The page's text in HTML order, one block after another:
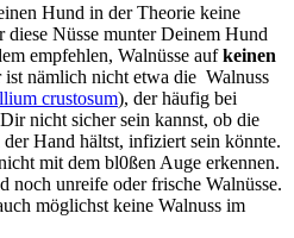
Hund in der Theorie keine
Nüsse munter Deinem Hund
empfehlen, Walnüsse aufkeinen
nämlich nicht etwa die Walnuss
crustosum), der häufig bei
nicht sicher sein kannst, ob die
Hand hältst, infiziert sein könnte.
mit dem bl0ßen Auge erkennen.
noch unreife oder frische Walnüsse.
möglichst keine Walnuss im